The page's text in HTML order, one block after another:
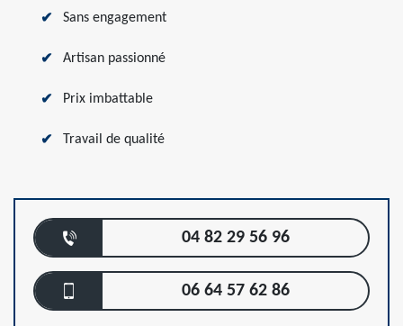
Sans engagement
Artisan passionné
Prix imbattable
Travail de qualité
04 82 29 56 96
06 64 57 62 86